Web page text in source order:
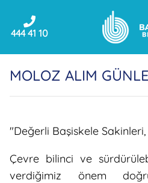
444 41 10
MOLOZ ALIM
"Değerli Başiskele Sakinleri,
Çevre bilinci ve
verdiğimiz önem